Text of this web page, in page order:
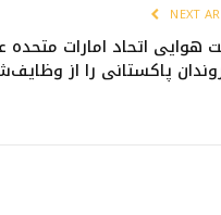
NEXT
پاکستانی را از